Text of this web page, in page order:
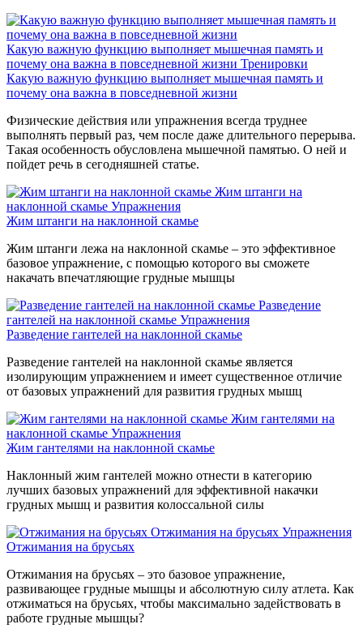
Какую важную функцию выполняет мышечная память и
почему она важна в повседневной жизни Тренировки
Какую важную функцию выполняет мышечная память и
почему она важна в повседневной жизни
Физические действия или упражнения всегда труднее
выполнять первый раз, чем после даже длительного перерыва.
Такая особенность обусловлена мышечной памятью. О ней и
пойдет речь в сегодняшней статье.
Жим штанги на
наклонной скамье Упражнения
Жим штанги на наклонной скамье
Жим штанги лежа на наклонной скамье – это эффективное
базовое упражнение, с помощью которого вы сможете
накачать впечатляющие грудные мышцы
Разведение
гантелей на наклонной скамье Упражнения
Разведение гантелей на наклонной скамье
Разведение гантелей на наклонной скамье является
изолирующим упражнением и имеет существенное отличие
от базовых упражнений для развития грудных мышц
Жим гантелями на
наклонной скамье Упражнения
Жим гантелями на наклонной скамье
Наклонный жим гантелей можно отнести в категорию
лучших базовых упражнений для эффективной накачки
грудных мышц и развития колоссальной силы
Отжимания на брусьях Упражнения
Отжимания на брусьях
Отжимания на брусьях – это базовое упражнение,
развивающее грудные мышцы и абсолютную силу атлета. Как
отжиматься на брусьях, чтобы максимально задействовать в
работе грудные мышцы?